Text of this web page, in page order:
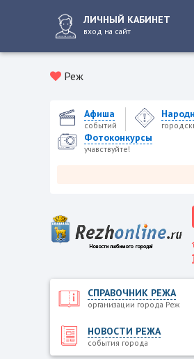
ЛИЧНЫЙ КАБИНЕТ
вход на сайт
Реж
Афиша
событий
Фотоконкурсы
учавствуйте!
СПРАВОЧНИК РЕЖА
организации города Реж
НОВОСТИ РЕЖА
события города